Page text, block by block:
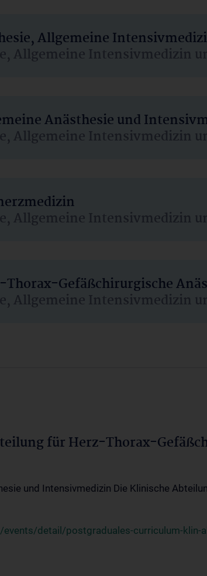
Allgemeine
Allgemeine Intensivmedizin
Anästhesie und
Allgemeine Intensivmedizin
Allgemeine Intensivmedizin
Gefäßchirurgische
Allgemeine Intensivmedizin
für Herz-Thorax-
und Intensivmedizin Die Klinische
detail/postgraduales-curriculum-klin-